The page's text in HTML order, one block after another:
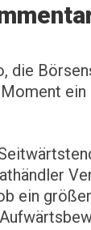
die
ein
ein